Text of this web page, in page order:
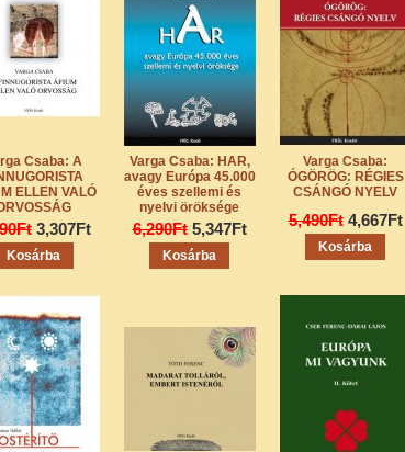
Csaba: A
ELLEN VALÓ
3,307Ft
Varga Csaba: HAR,
avagy Európa 45.000
éves szellemi és
nyelvi öröksége
6,290Ft 5,347Ft
Varga Csaba:
ÓGÖRÖG: RÉGIES
CSÁNGÓ NYELV
5,490Ft 4,667Ft